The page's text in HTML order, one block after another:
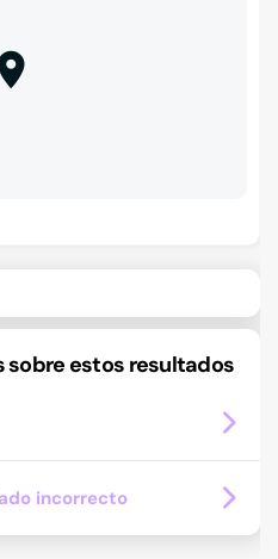
sobre estos resultados
incorrecto